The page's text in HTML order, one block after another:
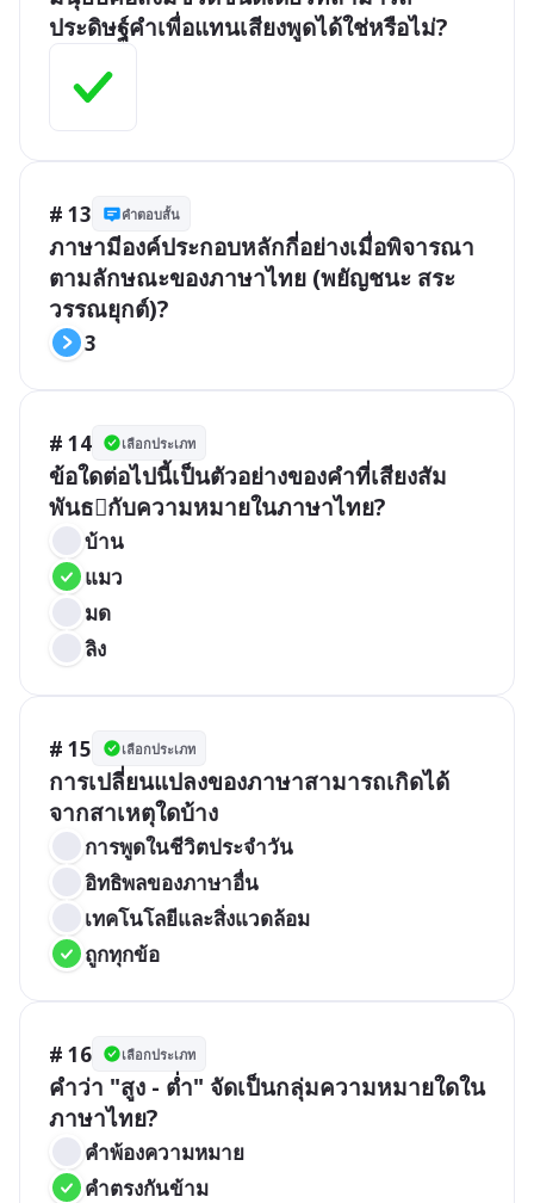
ประดิษฐ์คำเพื่อแทนเสียงพูดได้ใช่หรือไม่?
# 13 คำตอบสั้น
ภาษามีองค์ประกอบหลักกี่อย่างเมื่อพิจารณา
ตามลักษณะของภาษาไทย (พยัญชนะ สระ
วรรณยุกต์)?
3
# 14 เลือกประเภท
ข้อใดต่อไปนี้เป็นตัวอย่างของคำที่เสียงสัม
พันธกับความหมายในภาษาไทย?
บ้าน
แมว
มด
ลิง
# 15 เลือกประเภท
การเปลี่ยนแปลงของภาษาสามารถเกิดได้
จากสาเหตุใดบ้าง
การพูดในชีวิตประจำวัน
อิทธิพลของภาษาอื่น
เทคโนโลยีและสิ่งแวดล้อม
ถูกทุกข้อ
# 16 เลือกประเภท
คำว่า "สูง - ต่ำ" จัดเป็นกลุ่มความหมายใดใน
ภาษาไทย?
คำพ้องความหมาย
คำตรงกันข้าม